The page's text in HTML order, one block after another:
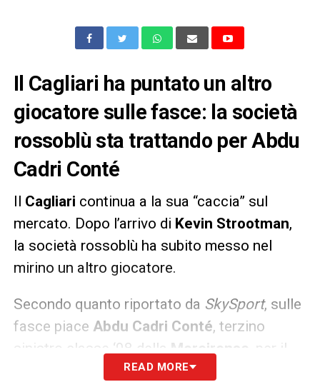
Il Cagliari ha puntato un altro
giocatore sulle fasce: la società
rossoblù sta trattando per Abdu
Cadri Conté
Il Cagliari continua a la sua “caccia” sul
mercato. Dopo l’arrivo di Kevin Strootman,
la società rossoblù ha subito messo nel
mirino un altro giocatore.
Secondo quanto riportato da SkySport, sulle
fasce piace Abdu Cadri Conté, terzino
sinistro classe ‘98 della Moreirense
, per il
quale è in corso una trattativa
READ MORE